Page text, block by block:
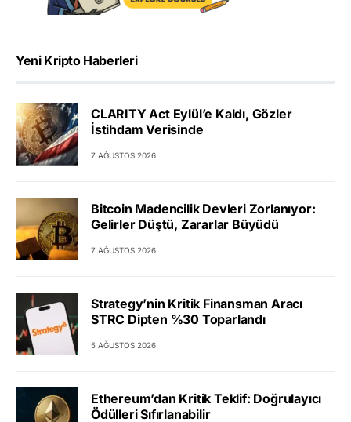
Yeni Kripto Haberleri
CLARITY Act Eylül’e Kaldı, Gözler
İstihdam Verisinde
7 AĞUSTOS 2026
Bitcoin Madencilik Devleri Zorlanıyor:
Gelirler Düştü, Zararlar Büyüdü
7 AĞUSTOS 2026
Strategy’nin Kritik Finansman Aracı
STRC Dipten %30 Toparlandı
5 AĞUSTOS 2026
Ethereum’dan Kritik Teklif: Doğrulayıcı
Ödülleri Sıfırlanabilir